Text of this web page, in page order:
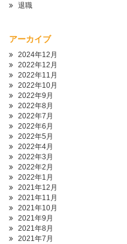
退職
アーカイブ
2024年12月
2022年12月
2022年11月
2022年10月
2022年9月
2022年8月
2022年7月
2022年6月
2022年5月
2022年4月
2022年3月
2022年2月
2022年1月
2021年12月
2021年11月
2021年10月
2021年9月
2021年8月
2021年7月